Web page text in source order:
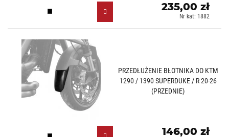
Czarny mat (J)
235,00 zł
Nr kat: 1882
PRZEDŁUŻENIE BŁOTNIKA DO KTM
1290 / 1390 SUPERDUKE / R 20-26
(PRZEDNIE)
146,00 zł